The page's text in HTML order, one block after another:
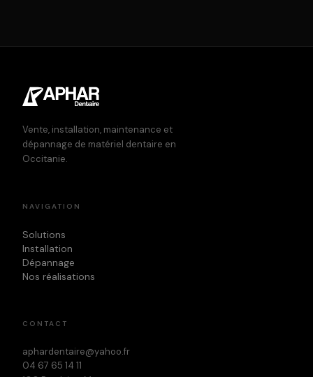
Vente, installation, maintenance et
dépannage de matériel dentaire en
Occitanie.
NAVIGATION
Solutions
Installation
Dépannage
Nos réalisations
CONTACT
aphardentaire@yahoo.fr
04 67 65 14 11